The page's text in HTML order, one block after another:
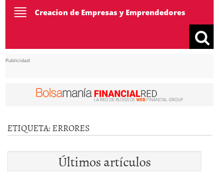
ToggleCreacion de Empresas y Emprendedores
Publicidad
ETIQUETA: ERRORES
Últimos artículos